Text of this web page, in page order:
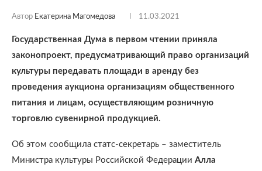
Автор Екатерина Магомедова 11.03.2021
Государственная Дума в первом чтении приняла
законопроект, предусматривающий право организаций
культуры передавать площади в аренду без
проведения аукциона организациям общественного
питания и лицам, осуществляющим розничную
торговлю сувенирной продукцией.
Об этом сообщила статс-секретарь – заместитель
Министра культуры Российской Федерации Алла